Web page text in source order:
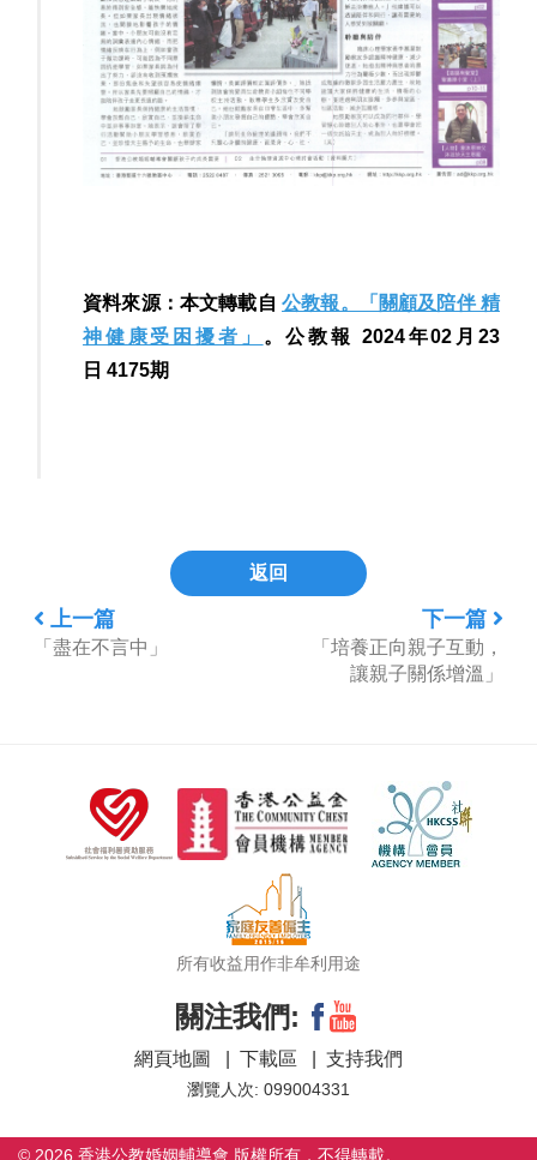
資料來源：本文轉載自 公教報。「關顧及陪伴 精
神健康受困擾者」 。公教報 2024年02月23
日 4175期
上一篇
「盡在不言中」
返回
下一篇
「培養正向親子互動，
讓親子關係增溫」
所有收益用作非牟利用途
關注我們:
網頁地圖 下載區 支持我們
瀏覽人次: 099004331
© 2026 香港公教婚姻輔導會 版權所有，不得轉載。